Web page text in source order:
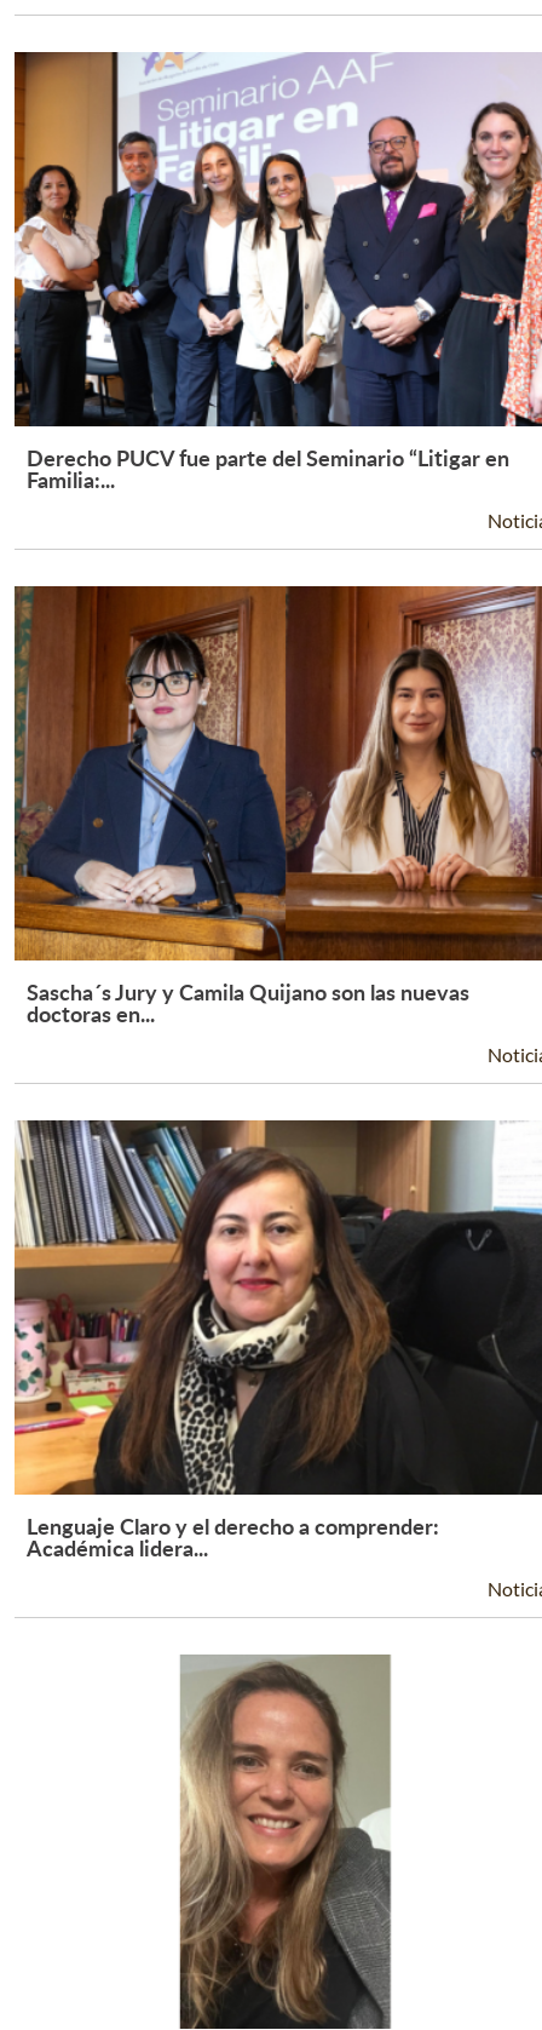
Leer Más +
Derecho PUCV fue parte del Seminario “Litigar en
Familia:...
Leer Más +
Sascha´s Jury y Camila Quijano son las nuevas
doctoras en...
Leer Más +
Lenguaje Claro y el derecho a comprender:
Académica lidera...